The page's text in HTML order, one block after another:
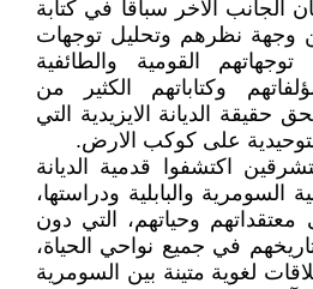
الجانب الآخر سباقا في كتابة
من وجهة نظرهم وتحليل توجهات
القومية والطائفية
وكتاباتهم الكثير من
حقيقة الديانة الايزيدية التي
على كوكب الارض.
اكتشفوا قدمية الديانة
السومرية والبابلية ودراستها،
وحياتهم، التي دون
في جميع نواحي الحياة،
لغوية متينة بين السومرية